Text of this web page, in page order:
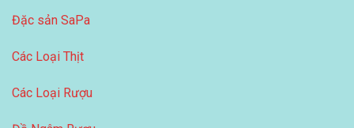
Đặc sản SaPa
Các Loại Thịt
Các Loại Rượu